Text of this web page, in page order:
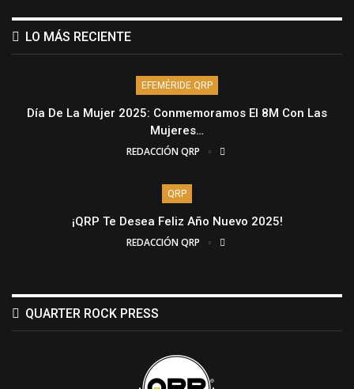
LO MÁS RECIENTE
EFEMÉRIDE QRP
Día De La Mujer 2025: Conmemoramos El 8M Con Las
Mujeres…
REDACCIÓN QRP
QRP
¡QRP Te Desea Feliz Año Nuevo 2025!
REDACCIÓN QRP
QUARTER ROCK PRESS